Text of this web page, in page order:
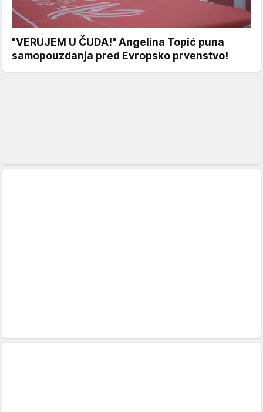
"VERUJEM U ČUDA!" Angelina Topić puna
samopouzdanja pred Evropsko prvenstvo!